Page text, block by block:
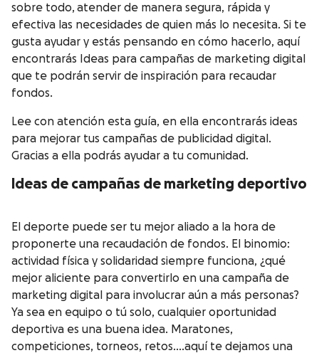
sobre todo, atender de manera segura, rápida y
efectiva las necesidades de quien más lo necesita. Si te
gusta ayudar y estás pensando en cómo hacerlo, aquí
encontrarás Ideas para campañas de marketing digital
que te podrán servir de inspiración para recaudar
fondos.
Lee con atención esta guía, en ella encontrarás ideas
para mejorar tus campañas de publicidad digital.
Gracias a ella podrás ayudar a tu comunidad.
Ideas de campañas de marketing deportivo
El deporte puede ser tu mejor aliado a la hora de
proponerte una recaudación de fondos. El binomio:
actividad física y solidaridad siempre funciona, ¿qué
mejor aliciente para convertirlo en una campaña de
marketing digital para involucrar aún a más personas?
Ya sea en equipo o tú solo, cualquier oportunidad
deportiva es una buena idea. Maratones,
competiciones, torneos, retos….aquí te dejamos una